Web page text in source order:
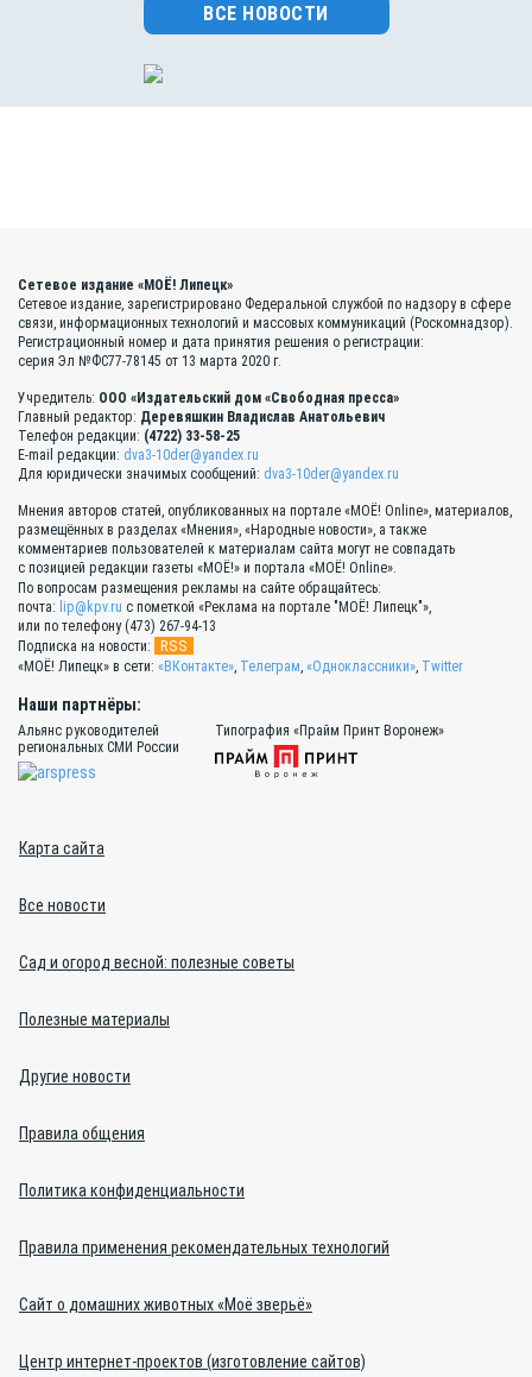
ВСЕ НОВОСТИ
Сетевое издание «МОЁ! Липецк»
Сетевое издание, зарегистрировано Федеральной службой по надзору в сфере
связи, информационных технологий и массовых коммуникаций (Роскомнадзор).
Регистрационный номер и дата принятия решения о регистрации:
серия Эл №ФС77-78145 от 13 марта 2020 г.
Учредитель: ООО «Издательский дом «Свободная пресса»
Главный редактор: Деревяшкин Владислав Анатольевич
Телефон редакции: (4722) 33-58-25
E-mail редакции: dva3-10der@yandex.ru
Для юридически значимых сообщений: dva3-10der@yandex.ru
Мнения авторов статей, опубликованных на портале «МОЁ! Online», материалов,
размещённых в разделах «Мнения», «Народные новости», а также
комментариев пользователей к материалам сайта могут не совпадать
с позицией редакции газеты «МОЁ!» и портала «МОЁ! Online».
По вопросам размещения рекламы на сайте обращайтесь:
почта: lip@kpv.ru с пометкой «Реклама на портале "МОЁ! Липецк"»,
или по телефону (473) 267-94-13
Подписка на новости:
RSS
«МОЁ! Липецк» в сети: «ВКонтакте» Телеграм «Одноклассники» Twitter
Наши партнёры:
Альянс руководителей
региональных СМИ России
Типография «Прайм Принт Воронеж»
Карта сайта
Все новости
Сад и огород весной: полезные советы
Полезные материалы
Другие новости
Правила общения
Политика конфиденциальности
Правила применения рекомендательных технологий
Сайт о домашних животных «Моё зверьё»
Центр интернет-проектов (изготовление сайтов)